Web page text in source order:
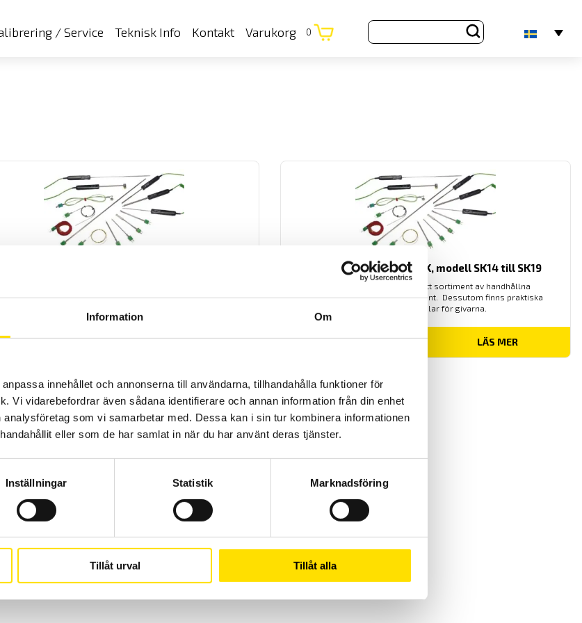
Information Om
innehållet och annonserna till användarna, tillhandahålla funktioner för
Vi vidarebefordrar även sådana identifierare och annan information från din enhet
som vi samarbetar med. Dessa kan i sin tur kombinera informationen
eller som de har samlat in när du har använt deras tjänster.
Inställningar Statistik Marknadsföring
Tillåt urval Tillåt alla
/ Service Teknisk Info Kontakt Varukorg 0
Chauvin-Arnoux har ett brett sortiment av handhållna
temperaturgivare för instrument med minikontakt typ k.
kr–3,080.00krPrisintervall: LÄS MER
Temperaturgivare typ K, modell SK14 till SK19
Chauvin-Arnoux har ett brett sortiment av handhållna
temperaturgivare för instrument. Dessutom finns praktiska
förlängningskablar för givarna.
1,215.00kr–3,475.00krPrisintervall:
LÄS MER